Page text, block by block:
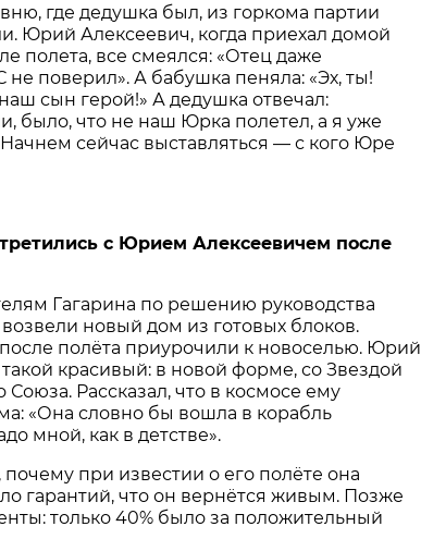
где дедушка был, из горкома партии
Юрий Алексеевич, когда приехал домой
полета, все смеялся: «Отец даже
поверил». А бабушка пеняла: «Эх, ты!
сын герой!» А дедушка отвечал:
было, что не наш Юрка полетел, а я уже
сейчас выставляться — с кого Юре
с Юрием Алексеевичем после
Гагарина по решению руководства
новый дом из готовых блоков.
полёта приурочили к новоселью. Юрий
красивый: в новой форме, со Звездой
Союза. Рассказал, что в космосе ему
«Она словно бы вошла в корабль
мной, как в детстве».
почему при известии о его полёте она
гарантий, что он вернётся живым. Позже
только 40% было за положительный